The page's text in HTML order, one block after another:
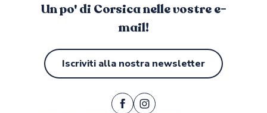
Un po' di Corsica nelle vostre e-
mail!
Iscriviti alla nostra newsletter